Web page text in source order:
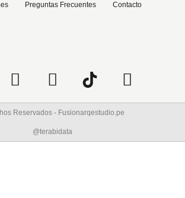
Preguntas Frecuentes Contacto
Reservados - Fusionarqestudio.pe
@terabidata